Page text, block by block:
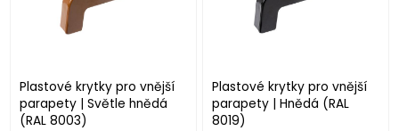
Plastové krytky pro vnější
parapety | Světle hnědá
(RAL 8003)
Plastové krytky pro vnější
parapety | Hnědá (RAL
8019)